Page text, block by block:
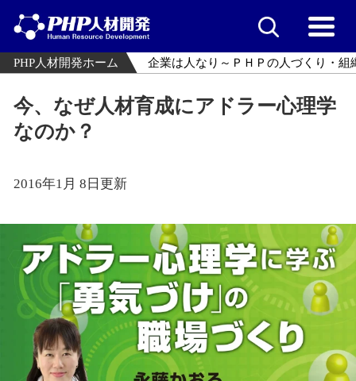
PHP人材開発ホーム 企業は人なり～ＰＨＰの人づくり・組
今、なぜ人材育成にアドラー心理学
なのか？
2016年1月 8日更新